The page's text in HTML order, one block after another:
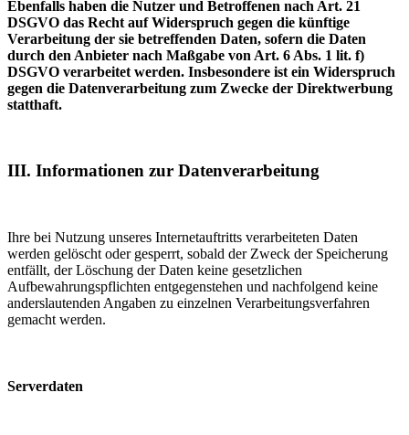
Ebenfalls haben die Nutzer und Betroffenen nach Art. 21
DSGVO das Recht auf Widerspruch gegen die künftige
Verarbeitung der sie betreffenden Daten, sofern die Daten
durch den Anbieter nach Maßgabe von Art. 6 Abs. 1 lit. f)
DSGVO verarbeitet werden. Insbesondere ist ein Widerspruch
gegen die Datenverarbeitung zum Zwecke der Direktwerbung
statthaft.
III. Informationen zur Datenverarbeitung
Ihre bei Nutzung unseres Internetauftritts verarbeiteten Daten
werden gelöscht oder gesperrt, sobald der Zweck der Speicherung
entfällt, der Löschung der Daten keine gesetzlichen
Aufbewahrungspflichten entgegenstehen und nachfolgend keine
anderslautenden Angaben zu einzelnen Verarbeitungsverfahren
gemacht werden.
Serverdaten